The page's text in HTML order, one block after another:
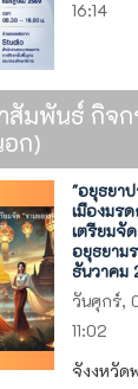
16:14
สัมพันธ์ กิจ
ก)
"อยุธยา
เมืองมร
เตรียมจั
อยุธยาม
ธันวาคม
วันศุกร์,
11:02
จังงหวัด